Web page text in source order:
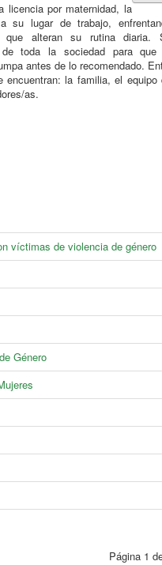
licencia por maternidad, la
su lugar de trabajo,
que alteran su rutina diaria.
toda la sociedad para
antes de lo recomendado.
la familia, el equipo
as.
víctimas de violencia de género
Género
Página 1